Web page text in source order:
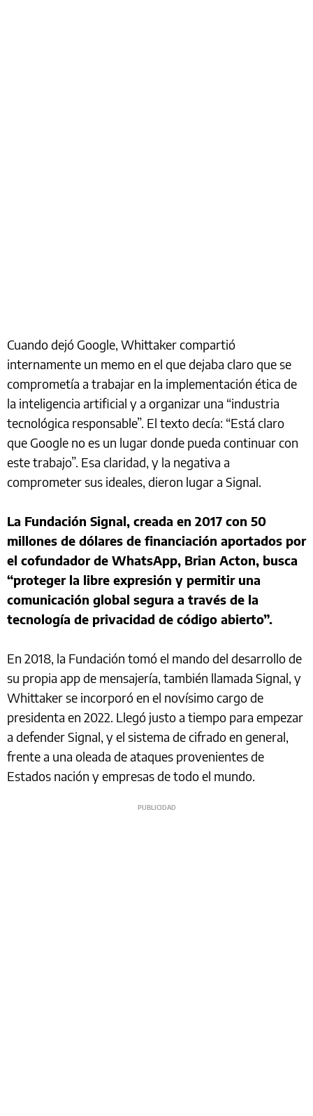
Cuando dejó Google, Whittaker compartió
internamente un memo en el que dejaba claro que se
comprometía a trabajar en la implementación ética de
la inteligencia artificial y a organizar una “industria
tecnológica responsable”. El texto decía: “Está claro
que Google no es un lugar donde pueda continuar con
este trabajo”. Esa claridad, y la negativa a
comprometer sus ideales, dieron lugar a Signal.
La Fundación Signal, creada en 2017 con 50
millones de dólares de financiación aportados por
el cofundador de WhatsApp, Brian Acton, busca
“proteger la libre expresión y permitir una
comunicación global segura a través de la
tecnología de privacidad de código abierto”.
En 2018, la Fundación tomó el mando del desarrollo de
su propia app de mensajería, también llamada Signal, y
Whittaker se incorporó en el novísimo cargo de
presidenta en 2022. Llegó justo a tiempo para empezar
a defender Signal, y el sistema de cifrado en general,
frente a una oleada de ataques provenientes de
Estados nación y empresas de todo el mundo.